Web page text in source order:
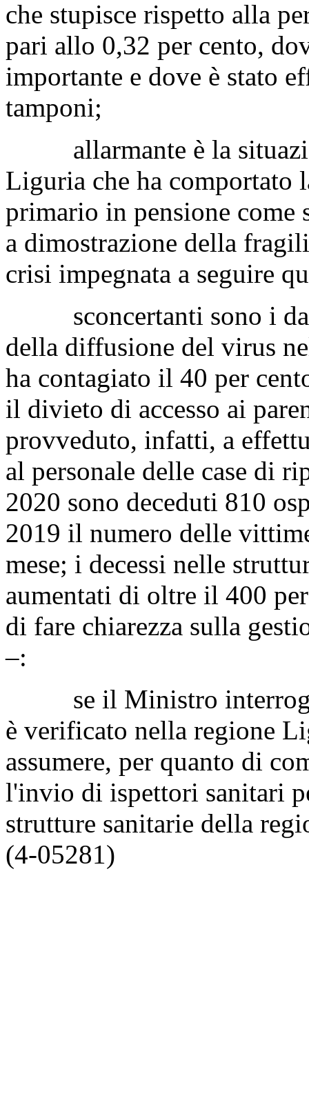
che stupisce rispetto alla
pari allo 0,32 per cento,
importante e dove è stato
tamponi;
allarmante è la
Liguria che ha comportato
primario in pensione come
a dimostrazione della
crisi impegnata a seguire
sconcertanti sono i dati
della diffusione del virus
ha contagiato il 40 per
il divieto di accesso ai
provveduto, infatti, a
al personale delle case di
2020 sono deceduti 810
2019 il numero delle
mese; i decessi nelle
aumentati di oltre il 400
di fare chiarezza sulla
–:
se il Ministro
è verificato nella regione
assumere, per quanto di
l'invio di ispettori sanitari
strutture sanitarie della
(4-05281)